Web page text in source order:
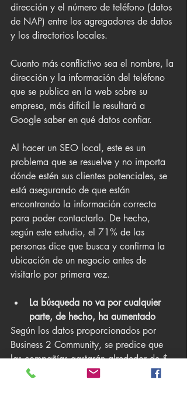
dirección y el número de teléfono (datos
de NAP) entre los agregadores de datos
y los directorios locales.
Cuanto más conflictivo sea el nombre, la
dirección y la información del teléfono
que se publica en la web sobre su
empresa, más difícil le resultará a
Google saber en qué datos confiar.
Al hacer un SEO local, este es un
problema que se resuelve y no importa
dónde estén sus clientes potenciales, se
está asegurando de que están
encontrando la información correcta
para poder contactarlo. De hecho,
según este estudio, el 71% de las
personas dice que busca y confirma la
ubicación de un negocio antes de
visitarlo por primera vez.
La búsqueda no va por cualquier
parte, de hecho, ha aumentado
Según los datos proporcionados por
Business 2 Community, se predice que
las compañías gastarán alrededor de $
79 mil millones en SEO para el año